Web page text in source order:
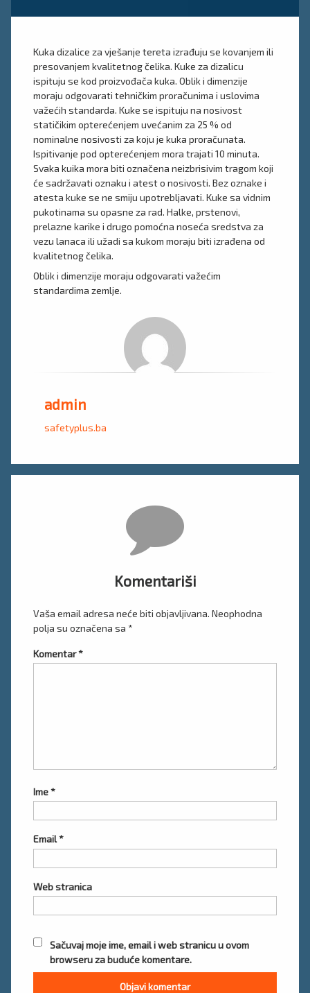
Kuka dizalice za vješanje tereta izrađuju se kovanjem ili
presovanjem kvalitetnog čelika. Kuke za dizalicu
ispituju se kod proizvođača kuka. Oblik i dimenzije
moraju odgovarati tehničkim proračunima i uslovima
važećih standarda. Kuke se ispituju na nosivost
statičikim opterećenjem uvećanim za 25 % od
nominalne nosivosti za koju je kuka proračunata.
Ispitivanje pod opterećenjem mora trajati 10 minuta.
Svaka kuika mora biti označena neizbrisivim tragom koji
će sadržavati oznaku i atest o nosivosti. Bez oznake i
atesta kuke se ne smiju upotrebljavati. Kuke sa vidnim
pukotinama su opasne za rad. Halke, prstenovi,
prelazne karike i drugo pomoćna noseća sredstva za
vezu lanaca ili užadi sa kukom moraju biti izrađena od
kvalitetnog čelika.
Oblik i dimenzije moraju odgovarati važećim
standardima zemlje.
admin
safetyplus.ba
Komentariši
Vaša email adresa neće biti objavljivana. Neophodna
polja su označena sa *
Komentar*
Ime*
Email*
Web stranica
Sačuvaj moje ime, email i web stranicu u ovom
browseru za buduće komentare.